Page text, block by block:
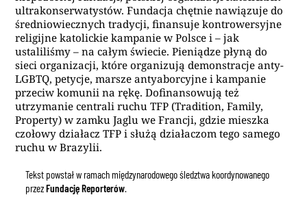
ultrakonserwatystów. Fundacja chętnie nawiązuje do
średniowiecznych tradycji, finansuje kontrowersyjne
religijne katolickie kampanie w Polsce i – jak
ustaliliśmy – na całym świecie. Pieniądze płyną do
sieci organizacji, które organizują demonstracje anty-
LGBTQ, petycje, marsze antyaborcyjne i kampanie
przeciw komunii na rękę. Dofinansowują też
utrzymanie centrali ruchu TFP (Tradition, Family,
Property) w zamku Jaglu we Francji, gdzie mieszka
czołowy działacz TFP i służą działaczom tego samego
ruchu w Brazylii.
Tekst powstał w ramach międzynarodowego śledztwa koordynowanego
przezFundację Reporterów.